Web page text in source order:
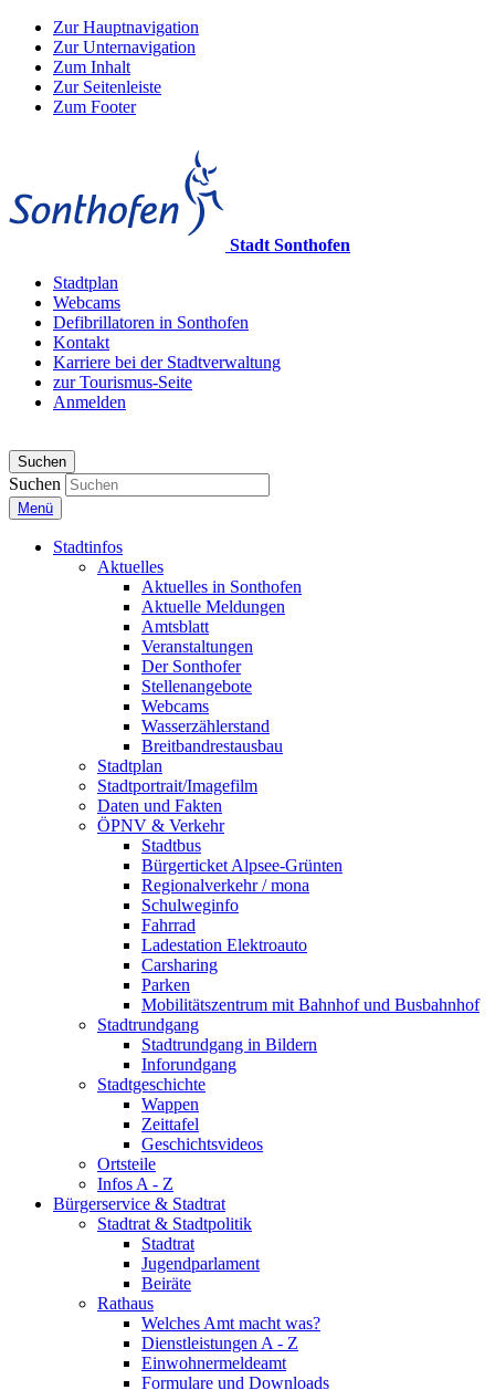
Zur Hauptnavigation
Zur Unternavigation
Zum Inhalt
Zur Seitenleiste
Zum Footer
Stadt Sonthofen
Stadtplan
Webcams
Defibrillatoren in Sonthofen
Kontakt
Karriere bei der Stadtverwaltung
zur Tourismus-Seite
Anmelden
Suchen
Suchen
Menü
Stadtinfos
Aktuelles
Aktuelles in Sonthofen
Aktuelle Meldungen
Amtsblatt
Veranstaltungen
Der Sonthofer
Stellenangebote
Webcams
Wasserzählerstand
Breitbandrestausbau
Stadtplan
Stadtportrait/Imagefilm
Daten und Fakten
ÖPNV & Verkehr
Stadtbus
Bürgerticket Alpsee-Grünten
Regionalverkehr / mona
Schulweginfo
Fahrrad
Ladestation Elektroauto
Carsharing
Parken
Mobilitätszentrum mit Bahnhof und Busbahnhof
Stadtrundgang
Stadtrundgang in Bildern
Inforundgang
Stadtgeschichte
Wappen
Zeittafel
Geschichtsvideos
Ortsteile
Infos A - Z
Bürgerservice & Stadtrat
Stadtrat & Stadtpolitik
Stadtrat
Jugendparlament
Beiräte
Rathaus
Welches Amt macht was?
Dienstleistungen A - Z
Einwohnermeldeamt
Formulare und Downloads